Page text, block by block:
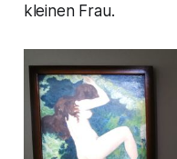
kleinen Frau.